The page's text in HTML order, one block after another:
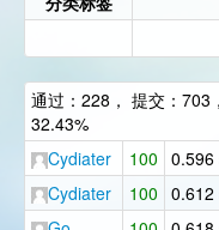
通过：228， 提交：703
32.43%
Cydiater
100 0.596
Cydiater
100 0.612